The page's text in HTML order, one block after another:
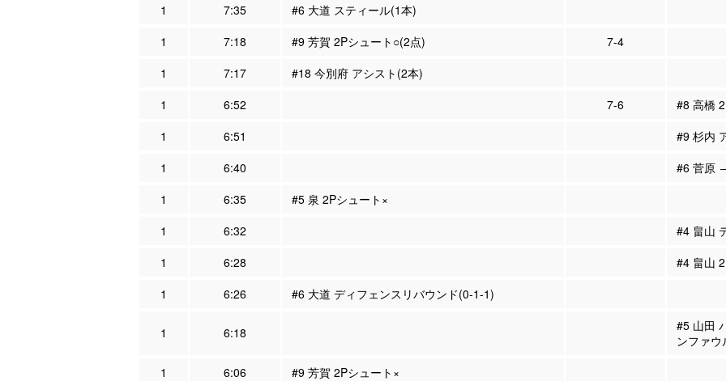
1
7:35
#6 大道 スティール(1本)
1
7:18 #9 芳賀 2Pシュート○(2点)
7-4
1
7:17
#18 今別府 アシスト(2本)
1
6:52 7-6
#8 高橋
1
6:51
#9 杉内
1
6:40
#6 菅原
1
6:35
#5 泉 2Pシュート×
1
6:32
#4 畠山
1
6:28
#4 畠山
1
6:26 #6 大道 ディフェンスリバウンド(0-1-1)
1 6:18
#5 山田
ンファウ
1
6:06
#9 芳賀 2Pシュート×